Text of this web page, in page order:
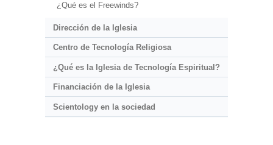
¿Qué es el Freewinds?
Dirección de la Iglesia
Centro de Tecnología Religiosa
¿Qué es la Iglesia de Tecnología Espiritual?
Financiación de la Iglesia
Scientology en la sociedad